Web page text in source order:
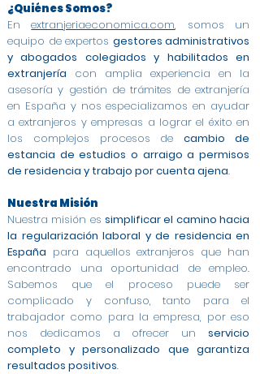
¿Quiénes Somos?
Enextranjeriaeconomica.com, somos un
equipo de expertos gestores administrativos
y abogados colegiados y habilitados en
extranjería con amplia experiencia en la
asesoría y gestión de trámites de extranjería
en España y nos especializamos en ayudar
a extranjeros y empresas a lograr el éxito en
los complejos procesos decambio de
estancia de estudios o arraigo a permisos
de residencia y trabajo por cuenta ajena.
Nuestra Misión
Nuestra misión es simplificar el camino hacia
la regularización laboral y de residencia en
España para aquellos extranjeros que han
encontrado una oportunidad de empleo.
Sabemos que el proceso puede ser
complicado y confuso, tanto para el
trabajador como para la empresa, por eso
nos dedicamos a ofrecer un servicio
completo y personalizado que garantiza
resultados positivos.